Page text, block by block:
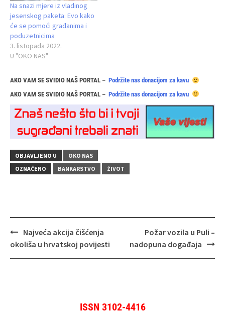
Na snazi mjere iz vladinog
jesenskog paketa: Evo kako
će se pomoći građanima i
poduzetnicima
3. listopada 2022.
U "OKO NAS"
AKO VAM SE SVIDIO NAŠ PORTAL – Podržite nas donacijom za kavu
AKO VAM SE SVIDIO NAŠ PORTAL – Podržite nas donacijom za kavu
OBJAVLJENO U
OKO NAS
OZNAČENO
BANKARSTVO ŽIVOT
Navigacija
objava
Najveća akcija čišćenja
okoliša u hrvatskoj povijesti
Požar vozila u Puli –
nadopuna događaja
ISSN 3102-4416